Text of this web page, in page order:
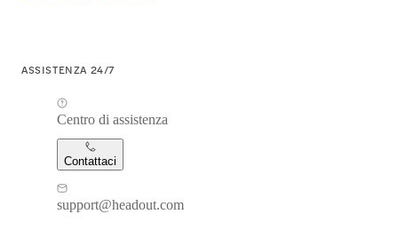
ASSISTENZA 24/7
Centro di assistenza
Contattaci
support@headout.com